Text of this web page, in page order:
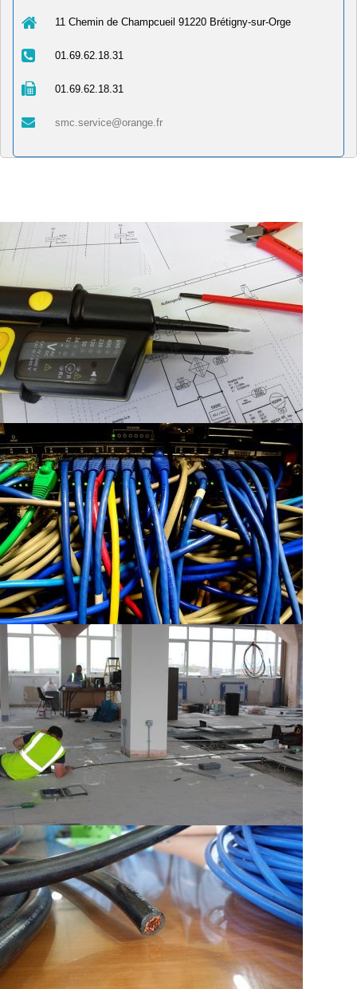
11 Chemin de Champcueil 91220 Brétigny-sur-Orge
01.69.62.18.31
01.69.62.18.31
smc.service@orange.fr